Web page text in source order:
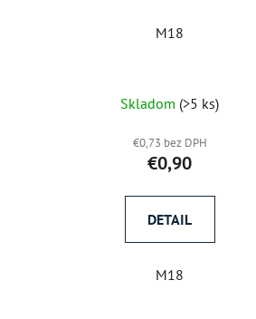
M18
Skladom (>5 ks)
€0,73 bez DPH
€0,90
DETAIL
M18